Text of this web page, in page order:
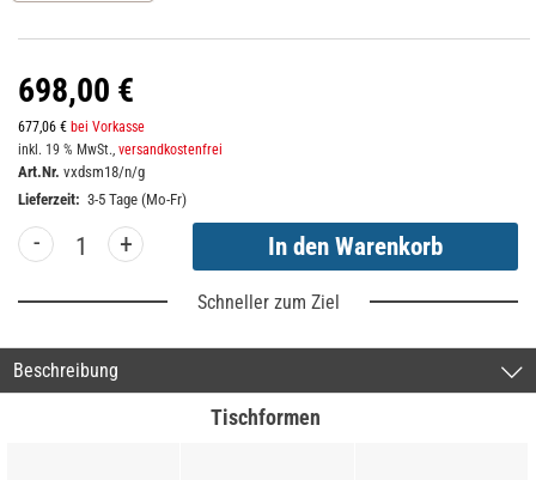
698,00 €
677,06 € bei Vorkasse
inkl. 19 % MwSt., versandkostenfrei
Art.Nr. vxdsm18/n/g
Lieferzeit: 3-5 Tage (Mo-Fr)
- +
Schneller zum Ziel
Beschreibung
Tischformen